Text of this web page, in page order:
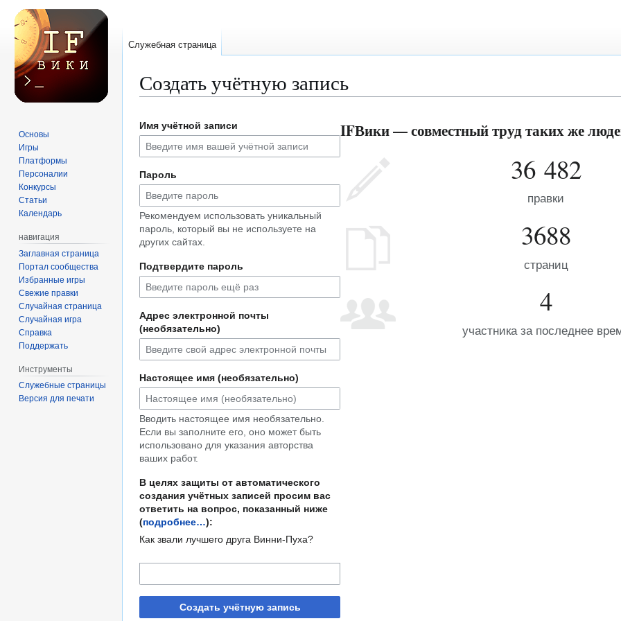
Создать учётную запись
к
навигации
к
поиску
Имя учётной записи
Пароль
Рекомендуем использовать уникальный
пароль, который вы не используете на
других сайтах.
Подтвердите пароль
Адрес электронной почты
(необязательно)
Настоящее имя (необязательно)
Вводить настоящее имя необязательно.
Если вы заполните его, оно может быть
использовано для указания авторства
ваших работ.
В целях защиты от автоматического
создания учётных записей просим вас
ответить на вопрос, показанный ниже
(подробнее…):
Как звали лучшего друга Винни-Пуха?
Создать учётную запись
IFВики — совместный труд таких же
36 482
правки
3688
страниц
4
участника за последнее
Служебная страница
Основы
Игры
Платформы
Персоналии
Конкурсы
Статьи
Календарь
навигация
Заглавная страница
Портал сообщества
Избранные игры
Свежие правки
Случайная страница
Случайная игра
Справка
Поддержать
Инструменты
Служебные страницы
Версия для печати